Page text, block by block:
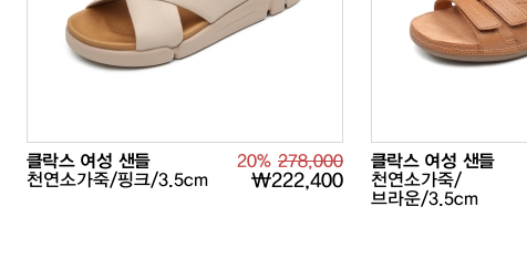
클락스 여성 샌들
천연소가죽/핑크/3.5cm
20% 278,000
₩222,400
클락스 여성 샌들
천연소가죽/
브라운/3.5cm